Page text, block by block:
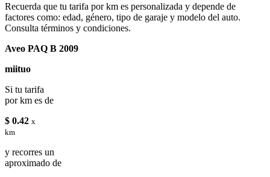
Recuerda que tu tarifa por km es personalizada y depende de
factores como: edad, género, tipo de garaje y modelo del auto.
Consulta términos y condiciones.
Aveo PAQ B 2009
miituo
Si tu tarifa
por km es de
$ 0.42 x
km
y recorres un
aproximado de